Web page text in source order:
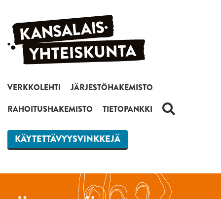
Siirry sisältöön
VERKKOLEHTI
JÄRJESTÖHAKEMISTO
RAHOITUSHAKEMISTO
TIETOPANKKI HAKU
KÄYTETTÄVYYSVINKKEJÄ